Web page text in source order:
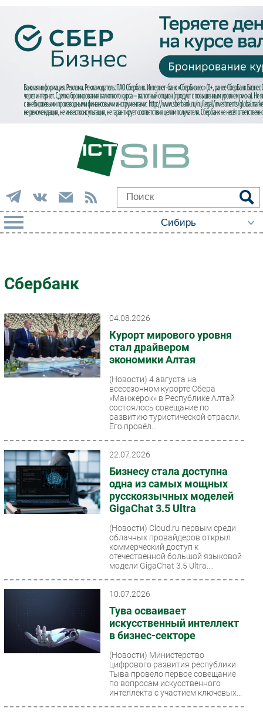
Импорто­замещение
Автоматизация Промышленности
Интернет
Мобильная связь
Фиксированная связь
Интеграция
Рынок ПК
ПО
Outsourcing
Кадры
Регулирование
Финансы
Гаджеты
РАЗДЕЛЫ
Сбербанк
04.08.2026
Курорт мирового уровня
стал драйвером
экономики Алтая
(Новости) 4 августа на
всесезонном курорте Сбера
«Манжерок» в Республике Алтай
состоялось совещание по
развитию туристической отрасли.
Его провёл...
22.07.2026
Бизнесу стала доступна
одна из самых мощных
русскоязычных моделей
GigaChat 3.5 Ultra
(Новости) Cloud.ru первым среди
облачных провайдеров открыл
коммерческий доступ к
отечественной большой языковой
модели GigaChat 3.5 Ultra....
10.07.2026
Тува осваивает
искусственный интеллект
в бизнес-секторе
(Новости) Министерство
цифрового развития республики
Тыва провело первое совещание
по вопросам искусственного
интеллекта с участием ключевых...